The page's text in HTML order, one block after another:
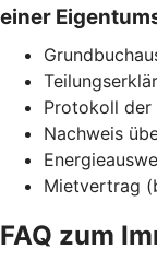
einer
Protokoll der
Nachweis
Mietvertrag
FAQ zum